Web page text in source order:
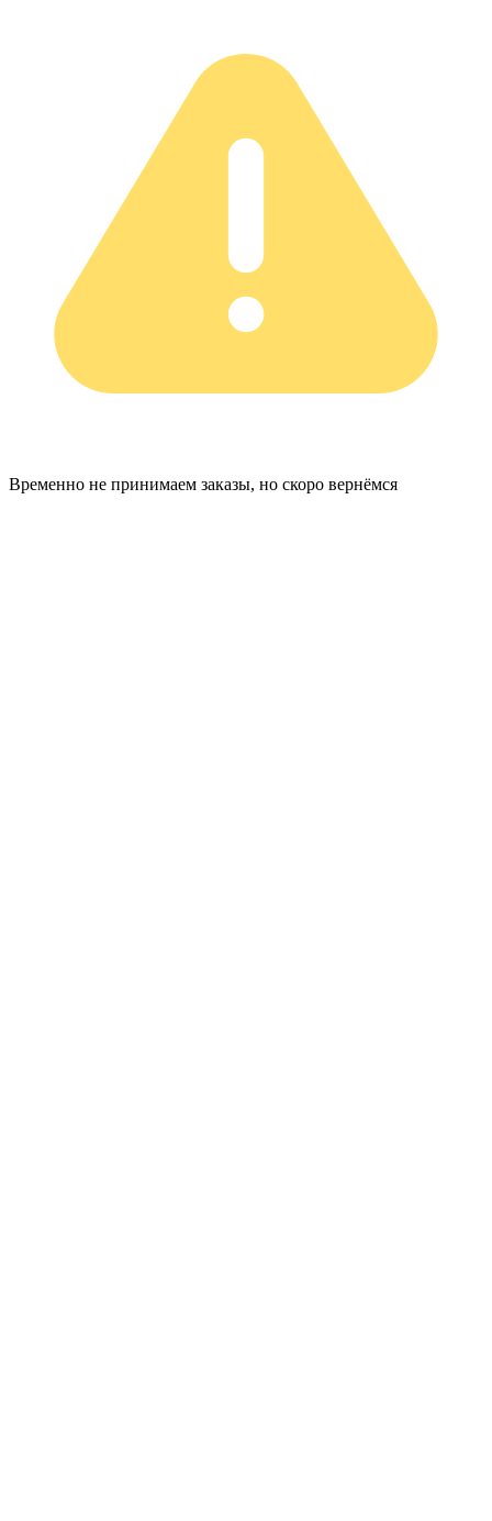
Временно не принимаем заказы, но скоро вернёмся